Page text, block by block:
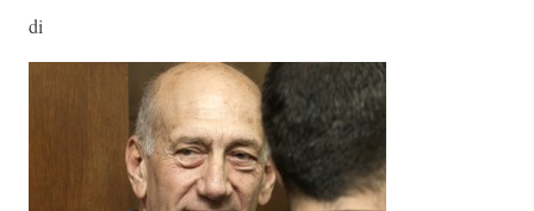
di